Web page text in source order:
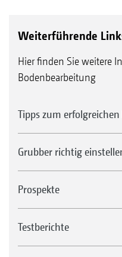
Weiterführende
Hier finden Sie weitere
Bodenbearbeitung
Tipps zum
Grubber richtig
Prospekte
Testberichte